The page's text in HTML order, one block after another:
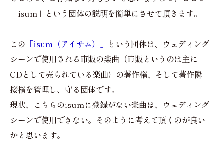
「isum」という団体の説明を簡単にさせて頂きます。
この 「isum（アイサム）」 という団体は、ウェディング
シーンで使用される市販の楽曲（市販というのは主に
CDとして売られている楽曲）の著作権、そして著作隣
接権を管理し、守る団体です。
現状、こちらのisumに登録がない楽曲は、ウェディング
シーンで使用できない。そのように考えて頂くのが良い
かと思います。